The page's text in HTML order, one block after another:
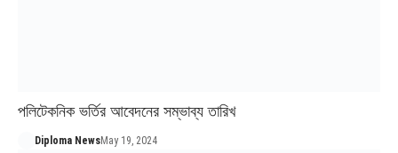
পলিটেকনিক ভর্তির আবেদনের সম্ভাব্য তারিখ
Diploma NewsMay 19, 2024